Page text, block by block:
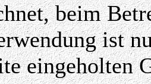
beim
ist
eingeholten